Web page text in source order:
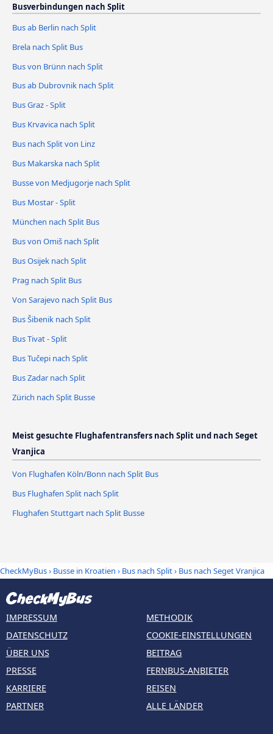
Busverbindungen nach Split
Bus ab Berlin nach Split
Brela nach Split Bus
Bus von Brünn nach Split
Bus ab Dubrovnik nach Split
Bus Graz - Split
Bus Krvavica nach Split
Bus nach Split von Linz
Bus Makarska nach Split
Busse von Medjugorje nach Split
Bus Mostar - Split
München nach Split Bus
Bus von Omiš nach Split
Bus Osijek nach Split
Prag nach Split Bus
Von Sarajevo nach Split Bus
Bus Šibenik nach Split
Bus Tivat - Split
Bus Tučepi nach Split
Bus Zadar nach Split
Zürich nach Split Busse
Meist gesuchte Flughafentransfers nach Split und nach Seget
Vranjica
Von Flughafen Köln/Bonn nach Split Bus
Bus Flughafen Split nach Split
Flughafen Stuttgart nach Split Busse
CheckMyBus› Busse in Kroatien › Bus nach Split› Bus nach Seget Vranjica
IMPRESSUM
DATENSCHUTZ
ÜBER UNS
PRESSE
KARRIERE
PARTNER
METHODIK
COOKIE-EINSTELLUNGEN
BEITRAG
FERNBUS-ANBIETER
REISEN
ALLE LÄNDER